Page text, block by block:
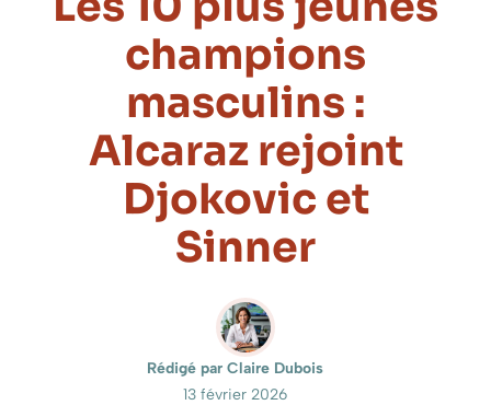
champions
masculins :
Alcaraz rejoint
Djokovic et
Sinner
Rédigé par Claire Dubois
13 février 2026